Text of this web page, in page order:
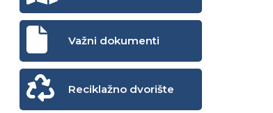
Važni dokumenti
Reciklažno dvorište